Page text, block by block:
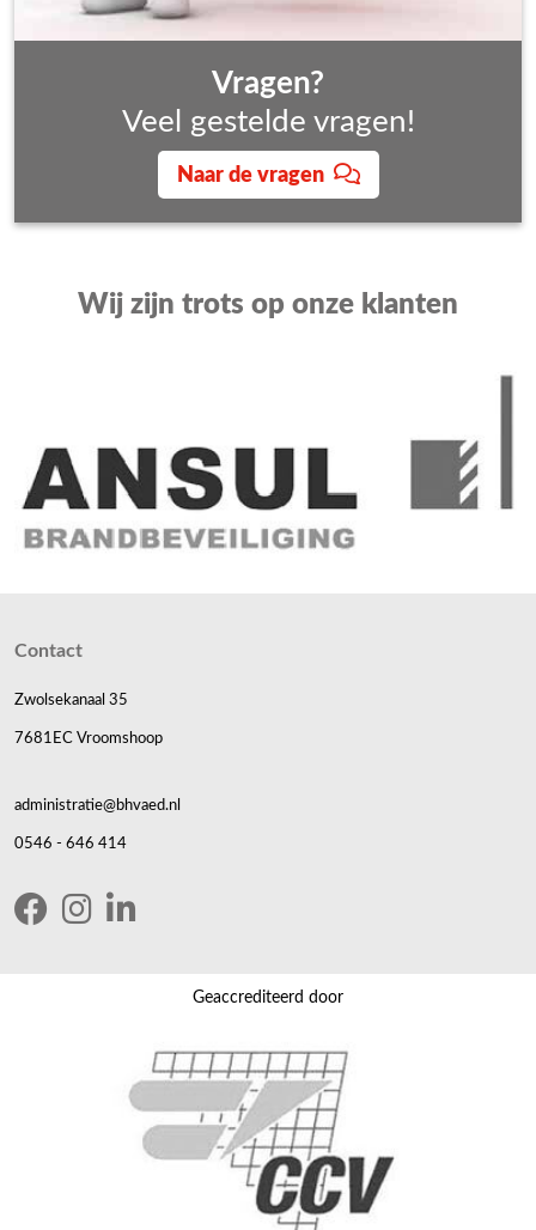
Vragen?
Veel gestelde vragen!
Naar de vragen
Wij zijn trots op onze klanten
Contact
Zwolsekanaal 35
7681EC Vroomshoop
administratie@bhvaed.nl
0546 - 646 414
Geaccrediteerd door